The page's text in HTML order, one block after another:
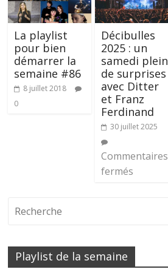
La playlist
pour bien
démarrer la
semaine #86
8 juillet 2018
0
Décibulles
2025 : un
samedi plein
de surprises
avec Ditter
et Franz
Ferdinand
30 juillet 2025
Commentaires
fermés
Playlist de la semaine